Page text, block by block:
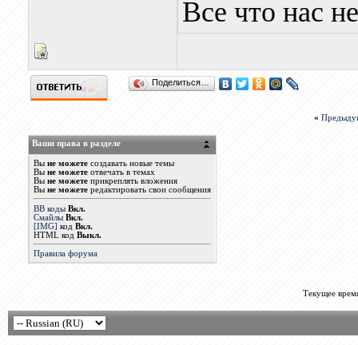
Все что нас
Поделиться…
«
Ваши права в разделе
Вы не можетесоздавать новые темы
Вы не можетеотвечать в темах
Вы не можетеприкреплять вложения
Вы не можетередактировать свои сообщения
BB коды Вкл.
Смайлы Вкл.
[IMG] код Вкл.
HTML код Выкл.
Правила форума
Текущее